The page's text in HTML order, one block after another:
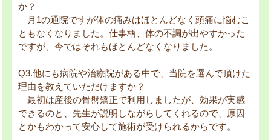
か？
月1の通院ですが体の痛みはほとんどなく頭痛に悩むこ
ともなくなりました。仕事柄、体の不調が出やすかった
ですが、今ではそれもほとんどなくなりました。
Q3.他にも病院や治療院がある中で、当院を選んで頂けた
理由を教えていただけますか？
最初は産後の骨盤矯正で利用しましたが、効果が実感
できるのと、先生が説明しながらしてくれるので、原因
とかもわかって安心して施術が受けられるからです。